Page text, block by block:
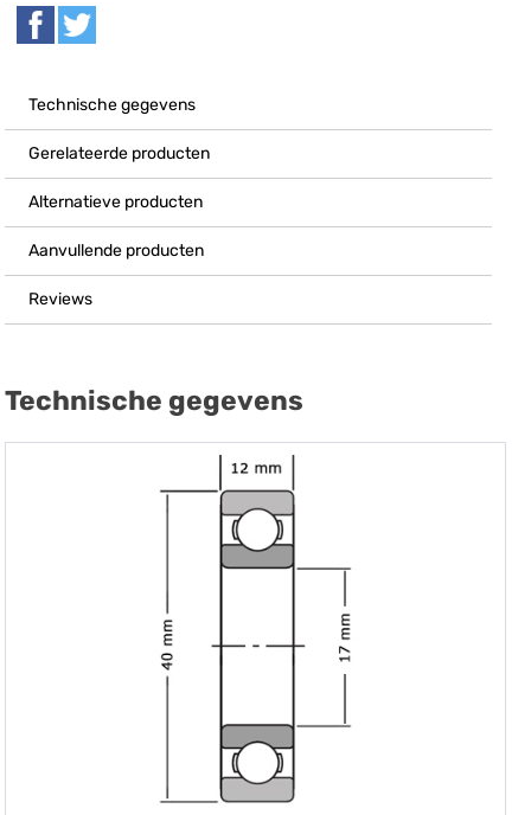
Technische gegevens
Gerelateerde producten
Alternatieve producten
Aanvullende producten
Reviews
Technische gegevens